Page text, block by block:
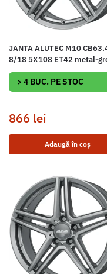
JANTA ALUTEC M10
8/18 5X108 ET42 metal-
> 4 BUC. PE STOC
866 lei
Adaugă în coș